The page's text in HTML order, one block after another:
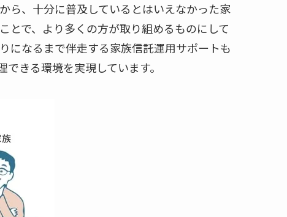
ら、十分に普及しているとはいえなかった家
とで、より多くの方が取り組めるものにして
になるまで伴走する家族信託運用サポートも
きる環境を実現しています。